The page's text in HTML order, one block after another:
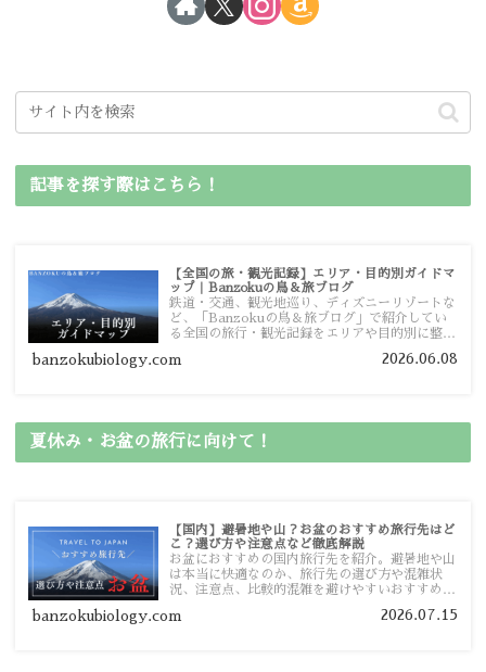
記事を探す際はこちら！
【全国の旅・観光記録】エリア・目的別ガイドマ
ップ｜Banzokuの鳥＆旅ブログ
鉄道・交通、観光地巡り、ディズニーリゾートな
ど、「Banzokuの鳥＆旅ブログ」で紹介してい
る全国の旅行・観光記録をエリアや目的別に整理
ガイドマップからスムーズに見つけていただけま
banzokubiology.com 2026.06.08
夏休み・お盆の旅行に向けて！
【国内】避暑地や山？お盆のおすすめ旅行先はど
こ？選び方や注意点など徹底解説
お盆におすすめの国内旅行先を紹介。避暑地や山
は本当に快適なのか、旅行先の選び方や混雑状
況、注意点、比較的混雑を避けやすいおすすめス
す。
banzokubiology.com 2026.07.15